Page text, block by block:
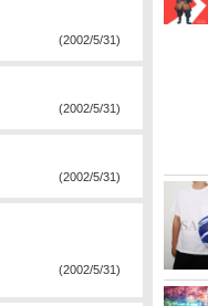
(2002/5/31)
(2002/5/31)
(2002/5/31)
(2002/5/31)